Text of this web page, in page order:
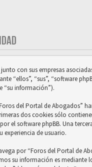
con sus empresas
“ellos”, “sus”, “software
“su información”).
del Portal de Abogados”
dos cookies sólo
el software phpBB. Una
experiencia de usuario.
por “Foros del Portal de
su información es